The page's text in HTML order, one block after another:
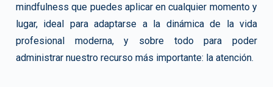
mindfulness que puedes aplicar en cualquier momento y
lugar, ideal para adaptarse a la dinámica de la vida
profesional moderna, y sobre todo para poder
administrar nuestro recurso más importante: la atención.